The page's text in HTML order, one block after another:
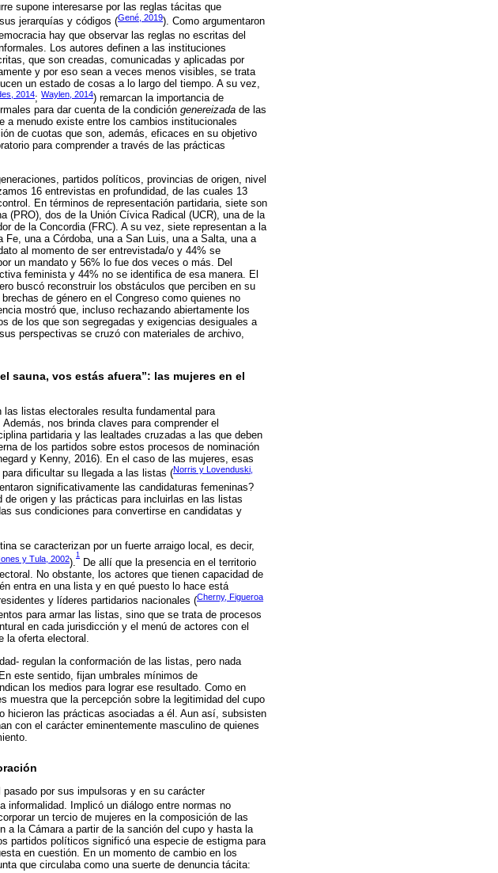
supone interesarse por las reglas tácitas que
jerarquías y códigos (Gené, 2019). Como argumentaron
hay que observar las reglas no escritas del
Los autores definen a las instituciones
que son creadas, comunicadas y aplicadas por
y por eso sean a veces menos visibles, se trata
un estado de cosas a lo largo del tiempo. A su vez,
2014; Waylen, 2014) remarcan la importancia de
para dar cuenta de la condición genereizada de las
a menudo existe entre los cambios institucionales
de cuotas que son, además, eficaces en su objetivo
para comprender a través de las prácticas
partidos políticos, provincias de origen, nivel
16 entrevistas en profundidad, de las cuales 13
En términos de representación partidaria, siete son
(PRO), dos de la Unión Cívica Radical (UCR), una de la
de la Concordia (FRC). A su vez, siete representan a la
una a Córdoba, una a San Luis, una a Salta, una a
al momento de ser entrevistada/o y 44% se
un mandato y 56% lo fue dos veces o más. Del
feminista y 44% no se identifica de esa manera. El
buscó reconstruir los obstáculos que perciben en su
de género en el Congreso como quienes no
mostró que, incluso rechazando abiertamente los
de los que son segregadas y exigencias desiguales a
perspectivas se cruzó con materiales de archivo,
sauna, vos estás afuera”: las mujeres en el
listas electorales resulta fundamental para
nos brinda claves para comprender el
partidaria y las lealtades cruzadas a las que deben
de los partidos sobre estos procesos de nominación
y Kenny, 2016). En el caso de las mujeres, esas
dificultar su llegada a las listas (Norris y Lovenduski,
significativamente las candidaturas femeninas?
origen y las prácticas para incluirlas en las listas
sus condiciones para convertirse en candidatas y
se caracterizan por un fuerte arraigo local, es decir,
y Tula, 2002).
1
De allí que la presencia en el territorio
No obstante, los actores que tienen capacidad de
entra en una lista y en qué puesto lo hace está
y líderes partidarios nacionales (Cherny, Figueroa
para armar las listas, sino que se trata de procesos
en cada jurisdicción y el menú de actores con el
la oferta electoral.
regulan la conformación de las listas, pero nada
este sentido, fijan umbrales mínimos de
los medios para lograr ese resultado. Como en
muestra que la percepción sobre la legitimidad del cupo
hicieron las prácticas asociadas a él. Aun así, subsisten
con el carácter eminentemente masculino de quienes
por sus impulsoras y en su carácter
informalidad. Implicó un diálogo entre normas no
un tercio de mujeres en la composición de las
a la Cámara a partir de la sanción del cupo y hasta la
partidos políticos significó una especie de estigma para
en cuestión. En un momento de cambio en los
que circulaba como una suerte de denuncia tácita: